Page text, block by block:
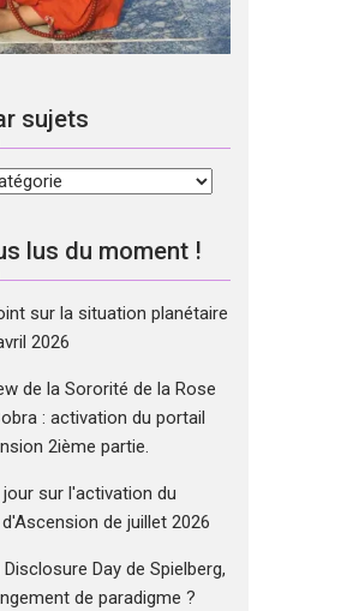
sujets
lus du moment !
sur la situation planétaire
2026
de la Sororité de la Rose
: activation du portail
2ième partie.
jour sur l'activation du
de juillet 2026
Day de Spielberg,
de paradigme ?